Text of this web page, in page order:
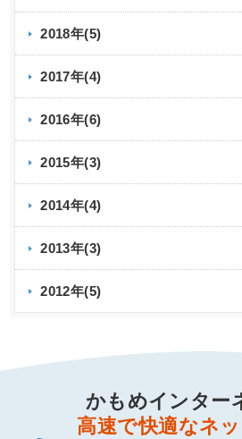
2018年(5)
2017年(4)
2016年(6)
2015年(3)
2014年(4)
2013年(3)
2012年(5)
かもめインター
高速で快適なネ